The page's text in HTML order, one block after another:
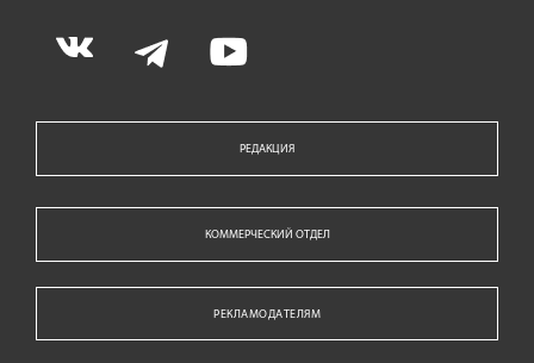
РЕДАКЦИЯ
КОММЕРЧЕСКИЙ ОТДЕЛ
РЕКЛАМОДАТЕЛЯМ